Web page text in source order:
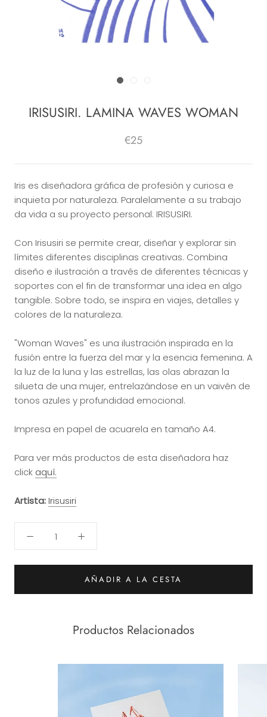
IRISUSIRI. LAMINA WAVES WOMAN
€25
Iris es diseñadora gráfica de profesión y curiosa e
inquieta por naturaleza. Paralelamente a su trabajo
da vida a su proyecto personal: IRISUSIRI.
Con Irisusiri se permite crear, diseñar y explorar sin
límites diferentes disciplinas creativas. Combina
diseño e ilustración a través de diferentes técnicas y
soportes con el fin de transformar una idea en algo
tangible. Sobre todo, se inspira en viajes, detalles y
colores de la naturaleza.
"Woman Waves" es una ilustración inspirada en la
fusión entre la fuerza del mar y la esencia femenina. A
la luz de la luna y las estrellas, las olas abrazan la
silueta de una mujer, entrelazándose en un vaivén de
tonos azules y profundidad emocional.
Impresa en papel de acuarela en tamaño A4.
Para ver más productos de esta diseñadora haz
click aquí.
Artista:Irisusiri
AÑADIR A LA CESTA
Productos Relacionados